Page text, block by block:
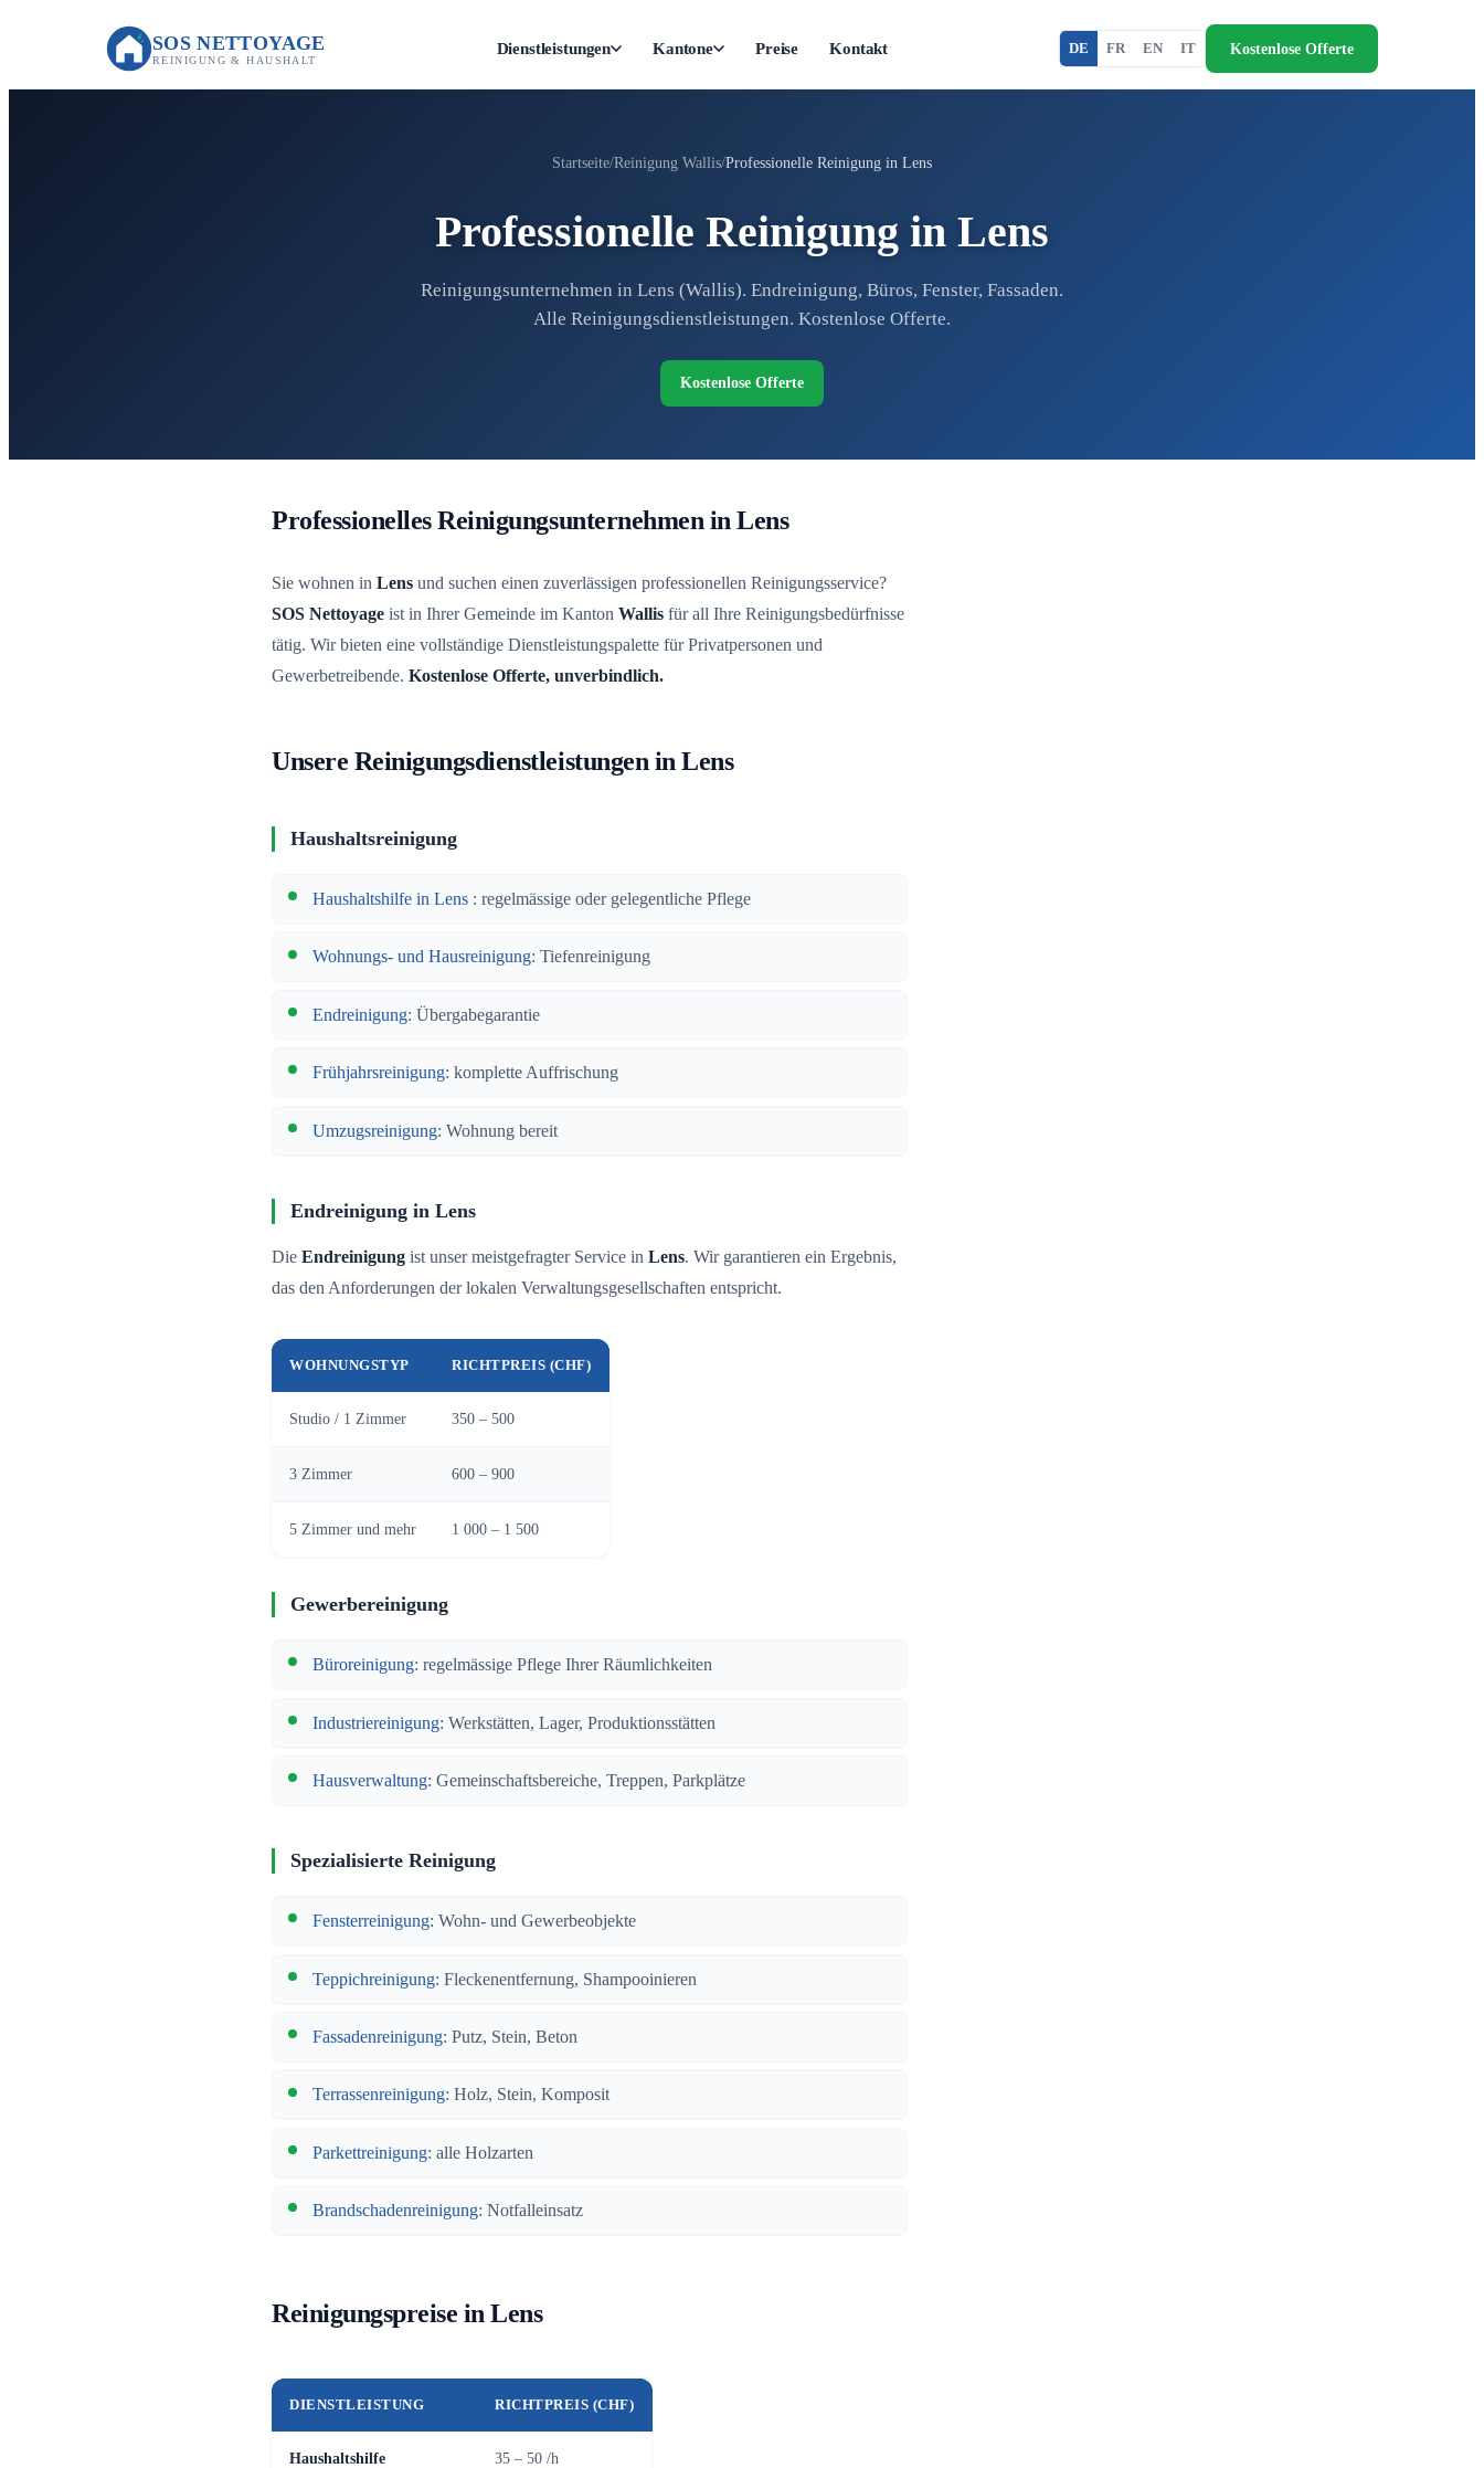
SOS NETTOYAGE
REINIGUNG & HAUSHALT
Dienstleistungen Kantone Preise Kontakt DE FR EN IT Kostenlose Offerte
Startseite Reinigung Wallis Professionelle Reinigung in Lens
Professionelle Reinigung in Lens
Reinigungsunternehmen in Lens (Wallis). Endreinigung, Büros, Fenster, Fassaden.
Alle Reinigungsdienstleistungen. Kostenlose Offerte.
Kostenlose Offerte
Professionelles Reinigungsunternehmen in Lens
Sie wohnen in Lens und suchen einen zuverlässigen professionellen Reinigungsservice?
SOS Nettoyage ist in Ihrer Gemeinde im Kanton Wallis für all Ihre Reinigungsbedürfnisse
tätig. Wir bieten eine vollständige Dienstleistungspalette für Privatpersonen und
Gewerbetreibende. Kostenlose Offerte, unverbindlich.
Unsere Reinigungsdienstleistungen in Lens
Haushaltsreinigung
Haushaltshilfe in Lens : regelmässige oder gelegentliche Pflege
Wohnungs- und Hausreinigung: Tiefenreinigung
Endreinigung: Übergabegarantie
Frühjahrsreinigung: komplette Auffrischung
Umzugsreinigung: Wohnung bereit
Endreinigung in Lens
Die Endreinigung ist unser meistgefragter Service in Lens. Wir garantieren ein Ergebnis,
das den Anforderungen der lokalen Verwaltungsgesellschaften entspricht.
WOHNUNGSTYP RICHTPREIS (CHF)
Studio / 1 Zimmer 350 – 500
3 Zimmer 600 – 900
5 Zimmer und mehr 1 000 – 1 500
Gewerbereinigung
Büroreinigung: regelmässige Pflege Ihrer Räumlichkeiten
Industriereinigung: Werkstätten, Lager, Produktionsstätten
Hausverwaltung: Gemeinschaftsbereiche, Treppen, Parkplätze
Spezialisierte Reinigung
Fensterreinigung: Wohn- und Gewerbeobjekte
Teppichreinigung: Fleckenentfernung, Shampooinieren
Fassadenreinigung: Putz, Stein, Beton
Terrassenreinigung: Holz, Stein, Komposit
Parkettreinigung: alle Holzarten
Brandschadenreinigung: Notfalleinsatz
Reinigungspreise in Lens
DIENSTLEISTUNG RICHTPREIS (CHF)
Haushaltshilfe 35 – 50 /h